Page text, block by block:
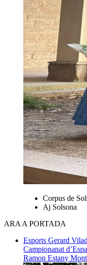
Corpus de
Aj Solsona
ARA A PORTADA
Esports Gerard
Campionanat
Ramon Estany